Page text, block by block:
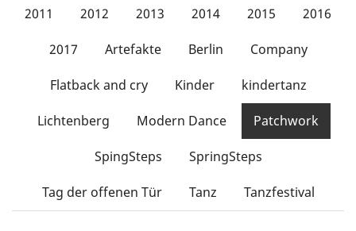
2011 2012 2013 2014 2015 2016
2017 Artefakte Berlin Company
Flatback and cry Kinder kindertanz
Lichtenberg Modern Dance Patchwork
SpingSteps SpringSteps
Tag der offenen Tür Tanz Tanzfestival